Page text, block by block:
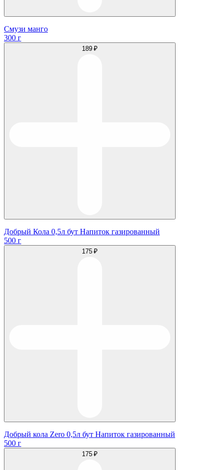
Смузи манго
300 г
189 ₽
Добрый Кола 0,5л бут Напиток газированный
500 г
175 ₽
Добрый кола Zero 0,5л бут Напиток газированный
500 г
175 ₽